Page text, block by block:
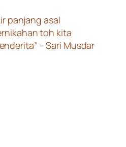
panjang asal
toh kita
– Sari Musdar